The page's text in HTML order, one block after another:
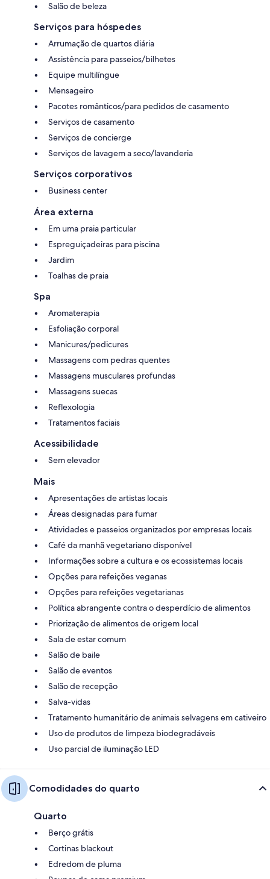
Salão de beleza
Serviços para hóspedes
Arrumação de quartos diária
Assistência para passeios/bilhetes
Equipe multilíngue
Mensageiro
Pacotes românticos/para pedidos de casamento
Serviços de casamento
Serviços de concierge
Serviços de lavagem a seco/lavanderia
Serviços corporativos
Business center
Área externa
Em uma praia particular
Espreguiçadeiras para piscina
Jardim
Toalhas de praia
Spa
Aromaterapia
Esfoliação corporal
Manicures/pedicures
Massagens com pedras quentes
Massagens musculares profundas
Massagens suecas
Reflexologia
Tratamentos faciais
Acessibilidade
Sem elevador
Mais
Apresentações de artistas locais
Áreas designadas para fumar
Atividades e passeios organizados por empresas locais
Café da manhã vegetariano disponível
Informações sobre a cultura e os ecossistemas locais
Opções para refeições veganas
Opções para refeições vegetarianas
Política abrangente contra o desperdício de alimentos
Priorização de alimentos de origem local
Sala de estar comum
Salão de baile
Salão de eventos
Salão de recepção
Salva-vidas
Tratamento humanitário de animais selvagens em cativeiro
Uso de produtos de limpeza biodegradáveis
Uso parcial de iluminação LED
Comodidades do quarto
Quarto
Berço grátis
Cortinas blackout
Edredom de pluma